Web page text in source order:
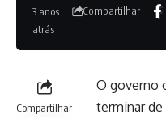
3 anos
atrás
Compartilhar
Compartilhar
O governo
terminar